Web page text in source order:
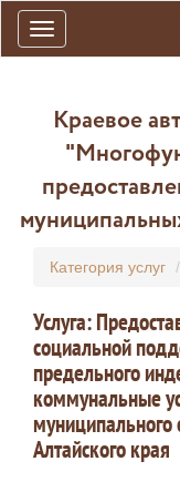
Toggle
navigation
Краевое
Категория услуг
Услуга:
социальной
предельного
коммунальные
муниципального
Алтайского края